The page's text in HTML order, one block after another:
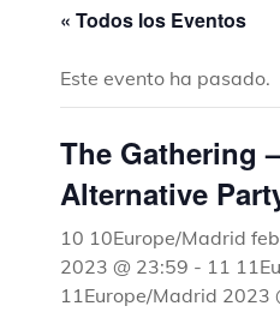
« Todos los Eventos
Este evento ha pasado.
The Gathering
Alternative
10 10Europe/Madrid
2023 @ 23:59 - 11
11Europe/Madrid 2023